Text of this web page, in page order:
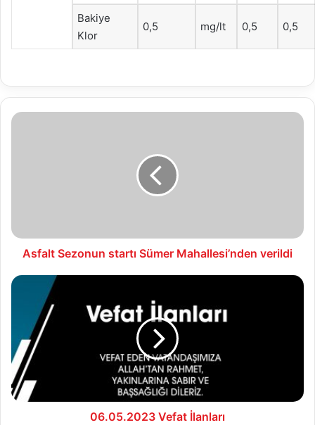
Bakiye
Klor
0,5 mg/lt 0,5 0,5
Asfalt
Asfalt Sezonun startı Sümer Mahallesi’nden verildi
06.05.2023
06.05.2023 Vefat İlanları